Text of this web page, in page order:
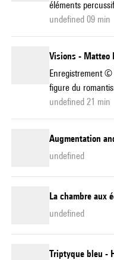
éléments
undefined 09 min
Visions - Matteo
Enregistrement ©
figure du
undefined 21 min
Augmentation
undefined
La chambre aux
undefined
Triptyque bleu -